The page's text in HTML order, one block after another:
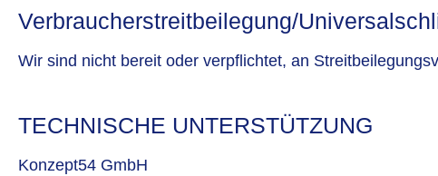
Verbraucher­streit­beilegung/
Wir sind nicht bereit oder verpflichtet, an
TECHNISCHE UNTERSTÜTZUNG
Konzept54 GmbH